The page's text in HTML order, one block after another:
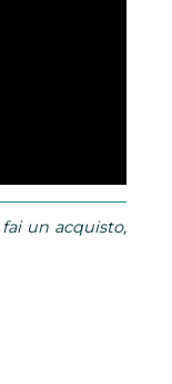
un acquisto,